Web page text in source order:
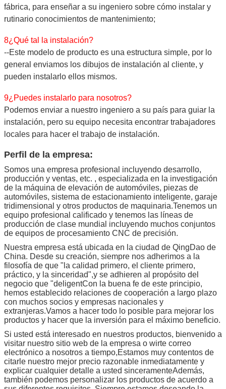
fábrica, para enseñar a su ingeniero sobre cómo instalar y
rutinario conocimientos de mantenimiento;
8¿Qué tal la instalación?
--Este modelo de producto es una estructura simple, por lo
general enviamos los dibujos de instalación al cliente, y
pueden instalarlo ellos mismos.
9¿Puedes instalarlo para nosotros?
Podemos enviar a nuestro ingeniero a su país para guiar la
instalación, pero su equipo necesita encontrar trabajadores
locales para hacer el trabajo de instalación.
Perfil de la empresa:
Somos una empresa profesional incluyendo desarrollo,
producción y ventas, etc. , especializada en la investigación
de la máquina de elevación de automóviles, piezas de
automóviles, sistema de estacionamiento inteligente, garaje
tridimensional y otros productos de maquinaria.Tenemos un
equipo profesional calificado y tenemos las líneas de
producción de clase mundial incluyendo muchos conjuntos
de equipos de procesamiento CNC de precisión.
Nuestra empresa está ubicada en la ciudad de QingDao de
China. Desde su creación, siempre nos adherimos a la
filosofía de que "la calidad primero, el cliente primero,
práctico, y la sinceridad",y se adhieren al propósito del
negocio que "deligentCon la buena fe de este principio,
hemos establecido relaciones de cooperación a largo plazo
con muchos socios y empresas nacionales y
extranjeras.Vamos a hacer todo lo posible para mejorar los
productos y hacer que la inversión para el máximo beneficio.
Si usted está interesado en nuestros productos, bienvenido a
visitar nuestro sitio web de la empresa o wirte correo
electrónico a nosotros a tiempo,Estamos muy contentos de
citarle nuestro mejor precio razonable inmediatamente y
explicar cualquier detalle a usted sinceramenteAdemás,
también podemos personalizar los productos de acuerdo a